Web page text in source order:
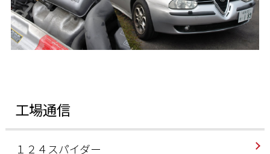
工場通信
１２４スパイダー